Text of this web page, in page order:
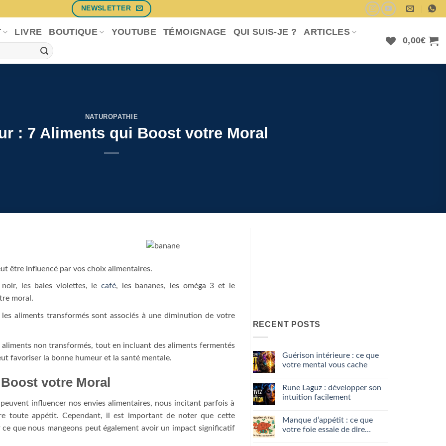
NEWSLETTER
LIVRE BOUTIQUE YOUTUBE TÉMOIGNAGE QUI SUIS-JE ? ARTICLES
0,00€
NATUROPATHIE
: 7 Aliments qui Boost votre Moral
être influencé par vos choix alimentaires.
noir, les baies violettes, lecafé, les bananes, les oméga 3 et le
moral.
aliments transformés sont associés à une diminution de votre
non transformés, tout en incluant des aliments fermentés
favoriser la bonne humeur et la santé mentale.
votre Moral
influencer nos envies alimentaires, nous incitant parfois à
toute appétit. Cependant, il est important de noter que cette
que nous mangeons peut également avoir un impact significatif
RECENT POSTS
Guérison intérieure : ce que
votre mental vous cache
on
Guérison
intérieure
que
votre
mental
Rune Laguz : développer son
intuition facilement
on
Rune
Laguz
Manque d’appétit : ce que
votre foie essaie de dire…